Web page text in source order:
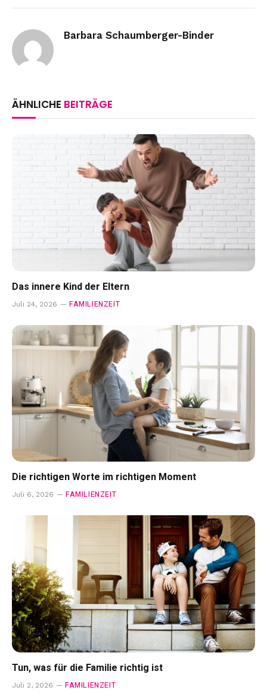
Barbara Schaumberger-Binder
ÄHNLICHE BEITRÄGE
Das innere Kind der Eltern
Juli 24, 2026 FAMILIENZEIT
Die richtigen Worte im richtigen Moment
Juli 6, 2026 FAMILIENZEIT
Tun, was für die Familie richtig ist
Juli 2, 2026 FAMILIENZEIT